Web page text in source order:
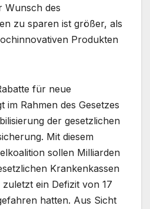
Wunsch des
zu sparen ist größer, als
Produkten
für neue
im Rahmen des Gesetzes
der gesetzlichen
Mit diesem
sollen Milliarden
Krankenkassen
ein Defizit von 17
hatten. Aus Sicht